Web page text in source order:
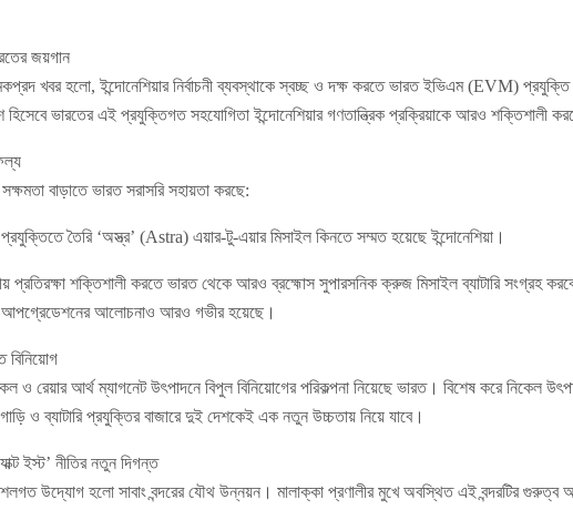
জয়গান
খবর হলো, ইন্দোনেশিয়ার নির্বাচনী ব্যবস্থাকে স্বচ্ছ ও দক্ষ করতে ভারত ইভিএম (EVM) প্রযুক্তি
হিসেবে ভারতের এই প্রযুক্তিগত সহযোগিতা ইন্দোনেশিয়ার গণতান্ত্রিক প্রক্রিয়াকে আরও শক্তিশালী
সক্ষমতা বাড়াতে ভারত সরাসরি সহায়তা করছে:
তৈরি ‘অস্ত্র’ (Astra) এয়ার-টু-এয়ার মিসাইল কিনতে সম্মত হয়েছে ইন্দোনেশিয়া।
প্রতিরক্ষা শক্তিশালী করতে ভারত থেকে আরও ব্রহ্মোস সুপারসনিক ক্রুজ মিসাইল ব্যাটারি সংগ্রহ
আলোচনাও আরও গভীর হয়েছে।
ও রেয়ার আর্থ ম্যাগনেট উৎপাদনে বিপুল বিনিয়োগের পরিকল্পনা নিয়েছে ভারত। বিশেষ করে নিকেল
ও ব্যাটারি প্রযুক্তির বাজারে দুই দেশকেই এক নতুন উচ্চতায় নিয়ে যাবে।
ইস্ট’ নীতির নতুন দিগন্ত
উদ্যোগ হলো সাবাং বন্দরের যৌথ উন্নয়ন। মালাক্কা প্রণালীর মুখে অবস্থিত এই বন্দরটির গুরুত্ব